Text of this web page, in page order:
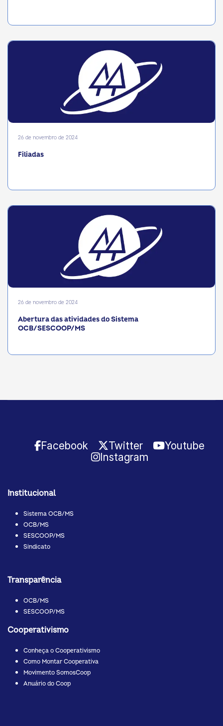
26 de novembro de 2024
Filiadas
26 de novembro de 2024
Abertura das atividades do Sistema
OCB/SESCOOP/MS
Facebook Twitter
Youtube
Instagram
Institucional
Sistema OCB/MS
OCB/MS
SESCOOP/MS
Sindicato
Transparência
OCB/MS
SESCOOP/MS
Cooperativismo
Conheça o Cooperativismo
Como Montar Cooperativa
Movimento SomosCoop
Anuário do Coop